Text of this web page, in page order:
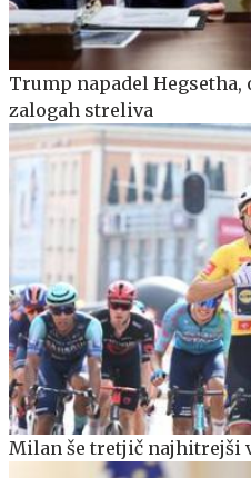
Trump napadel Hegsetha,
zalogah streliva
Milan še tretjič najhitrejši